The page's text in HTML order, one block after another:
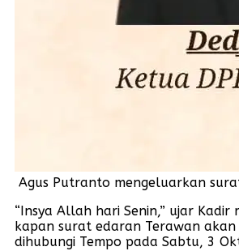
Agus Putranto mengeluarkan
“Insya Allah hari Senin,” ujar Kadir
kapan surat edaran Terawan
dihubungi Tempo pada Sabtu, 3